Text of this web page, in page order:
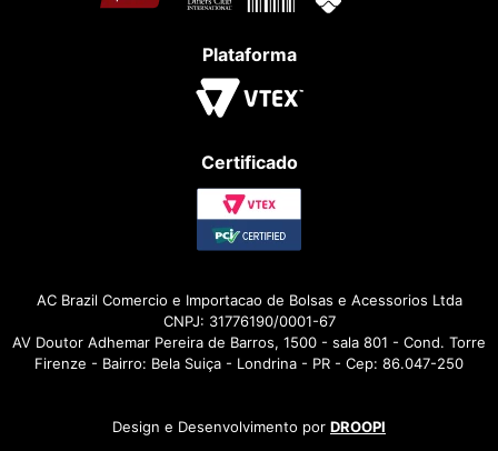
Plataforma
Certificado
AC Brazil Comercio e Importacao de Bolsas e Acessorios Ltda
CNPJ: 31776190/0001-67
AV Doutor Adhemar Pereira de Barros, 1500 - sala 801 - Cond. Torre
Firenze - Bairro: Bela Suiça - Londrina - PR - Cep: 86.047-250
Design e Desenvolvimento por DROOPI